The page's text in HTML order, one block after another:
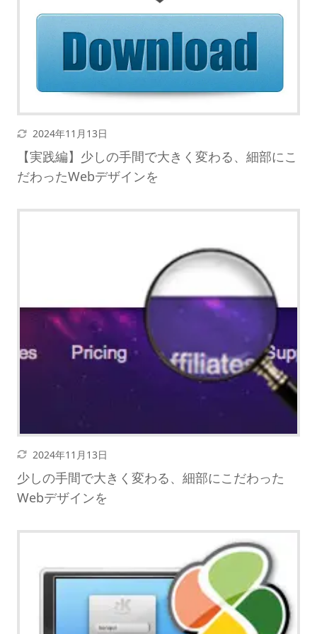
更新日
2024年11月13日
【実践編】少しの手間で大きく変わる、細部にこ
だわったWebデザインを
更新日
2024年11月13日
少しの手間で大きく変わる、細部にこだわった
Webデザインを